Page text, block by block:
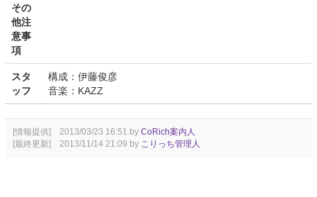
その
他注
意事
項
スタ
ッフ
構成：伊藤俊彦
音楽：KAZZ
[情報提供] 2013/03/23 16:51 by CoRich案内人
[最終更新] 2013/11/14 21:09 by こりっち管理人